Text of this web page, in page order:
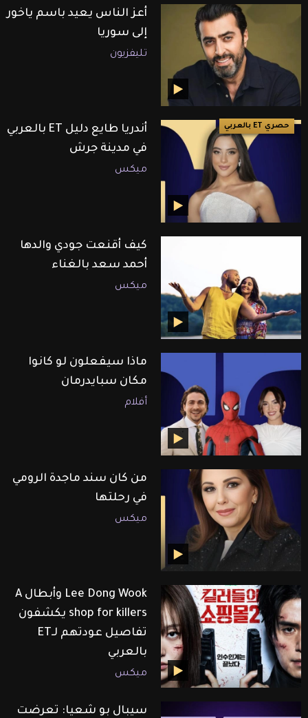
أعز الناس يعيد باسم ياخور
إلى سوريا
تليفزيون
حصري ET بالعربي
أندريا طايع دليل ET بالعربي
في مدينة جرش
ميكس
كيف أقنعت جودي والدها
أحمد سعد بالغناء
ميكس
ماذا سيفعلون لو كانوا
مكان سبايدرمان
أفلام
من كان سند ماجدة الرومي
في رحلتها
ميكس
Lee Dong Wook وأبطال A
shop for killers يكشفون
تفاصيل عودتهم لـET
بالعربي
ميكس
سيبال بو شعيا: تعرضت